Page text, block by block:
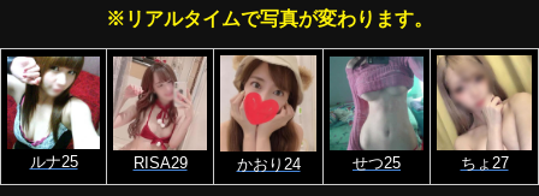
※リアルタイムで写真が変わります。
ルナ25 RISA29 かおり24 せつ25 ちょ27